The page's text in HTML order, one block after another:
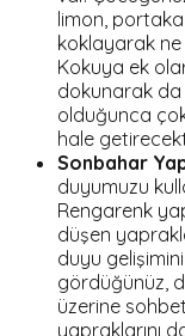
limon,
koklayarak ne
Kokuya ek
dokunarak da
olduğunca
hale
Sonbahar
duyumuzu
Rengarenk
düşen
duyu
gördüğünüz,
üzerine
yapraklarını